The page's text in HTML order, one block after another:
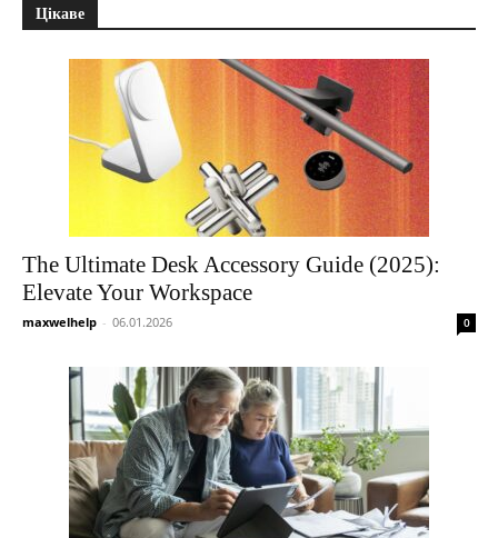
Цікаве
The Ultimate Desk Accessory Guide (2025):
Elevate Your Workspace
maxwelhelp - 06.01.2026 0